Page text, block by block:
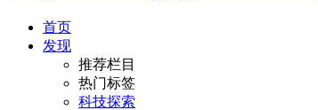
首页
发现
推荐栏目
热门标签
科技探索